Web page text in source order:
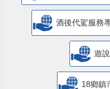
酒後代駕服務
遊
18鄉鎮